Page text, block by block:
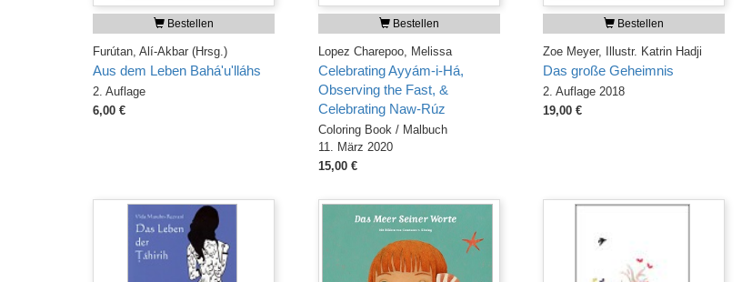
Bestellen
Furútan, Alí-Akbar (Hrsg.)
Aus dem Leben Bahá'u'lláhs
2. Auflage
6,00 €
Bestellen
Lopez Charepoo, Melissa
Celebrating Ayyám-i-Há,
Observing the Fast, &
Celebrating Naw-Rúz
Coloring Book / Malbuch
11. März 2020
15,00 €
Bestellen
Zoe Meyer, Illustr. Katrin Hadji
Das große Geheimnis
2. Auflage 2018
19,00 €